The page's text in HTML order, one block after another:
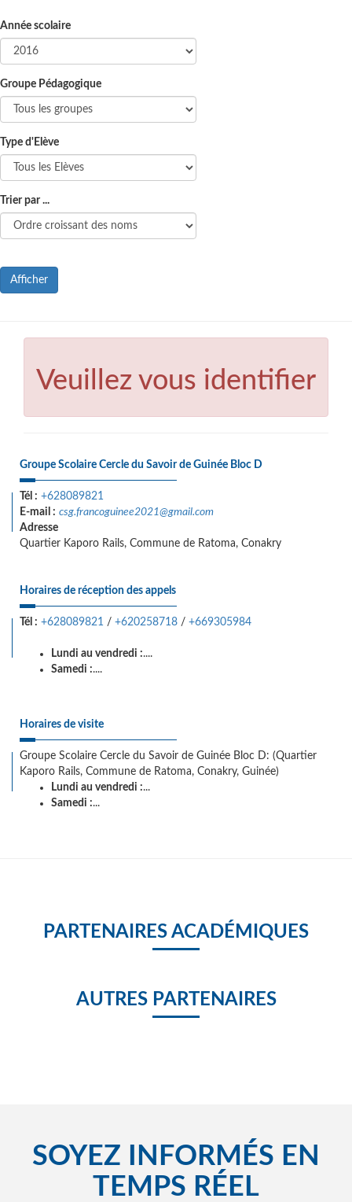
Année scolaire
Groupe Pédagogique
Type d'Elève
Trier par ...
Afficher
Veuillez vous identifier
Groupe Scolaire Cercle du Savoir de Guinée Bloc D
Tél : +628089821
E-mail : csg.francoguinee2021@gmail.com
Adresse
Quartier Kaporo Rails, Commune de Ratoma, Conakry
Horaires de réception des appels
Tél : +628089821 / +620258718 / +669305984
Lundi au vendredi :....
Samedi :....
Horaires de visite
Groupe Scolaire Cercle du Savoir de Guinée Bloc D: (Quartier
Kaporo Rails, Commune de Ratoma, Conakry, Guinée)
Lundi au vendredi :...
Samedi :...
PARTENAIRES ACADÉMIQUES
AUTRES PARTENAIRES
SOYEZ INFORMÉS EN
TEMPS RÉEL